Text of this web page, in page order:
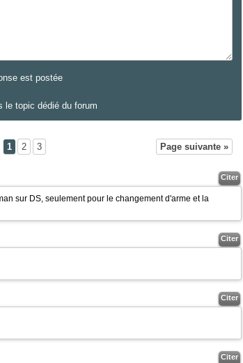
est postée
le topic dédié du forum
1 2 3 Page suivante »
Citer
sur DS, seulement pour le changement d'arme et la
Citer
Citer
Citer